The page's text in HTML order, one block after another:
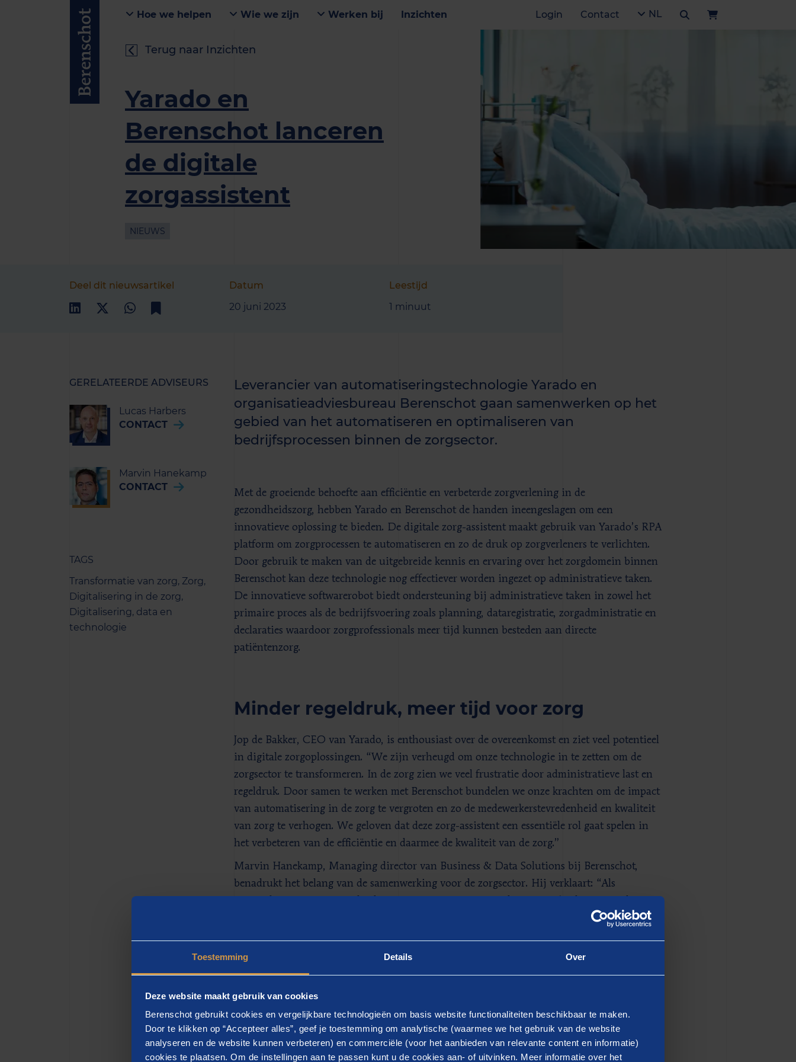
Toestemming Details Over
Deze website maakt gebruik van cookies
Berenschot gebruikt cookies en vergelijkbare technologieën om basis website functionaliteiten beschikbaar te maken.
Door te klikken op “Accepteer alles”, geef je toestemming om analytische (waarmee we het gebruik van de website
analyseren en de website kunnen verbeteren) en commerciële (voor het aanbieden van relevante content en informatie)
cookies te plaatsen. Om de instellingen aan te passen kunt u de cookies aan- of uitvinken. Meer informatie over het
Hoe we helpen Wie we zijn Werken bij Inzichten Login Contact NL
Terug naar Inzichten
Yarado en
Berenschot lanceren
de digitale
zorgassistent
NIEUWS
Deel dit nieuwsartikel
Datum
20 juni 2023
Leestijd
1 minuut
GERELATEERDE ADVISEURS
Lucas Harbers
CONTACT
Marvin Hanekamp
CONTACT
TAGS
Transformatie van zorg, Zorg,
Digitalisering in de zorg,
Digitalisering, data en
technologie
Leverancier van automatiseringstechnologie Yarado en
organisatieadviesbureau Berenschot gaan samenwerken op het
gebied van het automatiseren en optimaliseren van
bedrijfsprocessen binnen de zorgsector.
Met de groeiende behoefte aan efficiëntie en verbeterde zorgverlening in de
gezondheidszorg, hebben Yarado en Berenschot de handen ineengeslagen om een
innovatieve oplossing te bieden. De digitale zorg-assistent maakt gebruik van Yarado’s RPA
platform om zorgprocessen te automatiseren en zo de druk op zorgverleners te verlichten.
Door gebruik te maken van de uitgebreide kennis en ervaring over het zorgdomein binnen
Berenschot kan deze technologie nog effectiever worden ingezet op administratieve taken.
De innovatieve softwarerobot biedt ondersteuning bij administratieve taken in zowel het
primaire proces als de bedrijfsvoering zoals planning, dataregistratie, zorgadministratie en
declaraties waardoor zorgprofessionals meer tijd kunnen besteden aan directe
patiëntenzorg.
Minder regeldruk, meer tijd voor zorg
Jop de Bakker, CEO van Yarado, is enthousiast over de overeenkomst en ziet veel potentieel
in digitale zorgoplossingen. “We zijn verheugd om onze technologie in te zetten om de
zorgsector te transformeren. In de zorg zien we veel frustratie door administratieve last en
regeldruk. Door samen te werken met Berenschot bundelen we onze krachten om de impact
van automatisering in de zorg te vergroten en zo de medewerkerstevredenheid en kwaliteit
van zorg te verhogen. We geloven dat deze zorg-assistent een essentiële rol gaat spelen in
het verbeteren van de efficiëntie en daarmee de kwaliteit van de zorg.”
Marvin Hanekamp, Managing director van Business & Data Solutions bij Berenschot,
benadrukt het belang van de samenwerking voor de zorgsector. Hij verklaart: “Als
van hun processen. Met de introductie van deze digitale zorgassistent kunnen we
zorgverleners te verminderen. We zijn verheugd om samen te werken met Yarado en deze
Over Yarado